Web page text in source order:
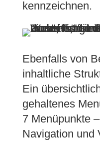
kennzeichnen.
Ebenfalls von
inhaltliche
Ein
gehaltenes
7 Menüpunkte
Navigation und